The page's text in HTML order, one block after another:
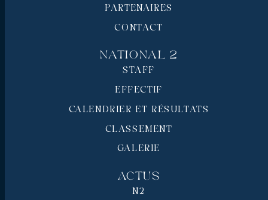
PARTENAIRES
CONTACT
National 2
STAFF
EFFECTIF
CALENDRIER ET RÉSULTATS
CLASSEMENT
GALERIE
Actus
N2